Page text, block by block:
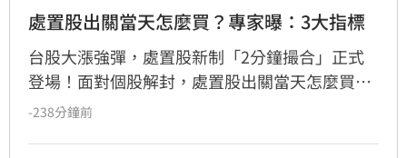
處置股出關當天怎麼買？專家曝：3大指標
台股大漲強彈，處置股新制「2分鐘撮合」正式
登場！面對個股解封，處置股出關當天怎麼買？
財經專家揭密三大評估指標與積極、保守型投資
-238分鐘前